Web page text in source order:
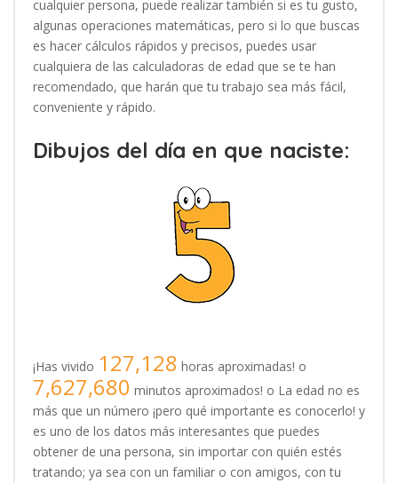
cualquier persona, puede realizar también si es tu gusto,
algunas operaciones matemáticas, pero si lo que buscas
es hacer cálculos rápidos y precisos, puedes usar
cualquiera de las calculadoras de edad que se te han
recomendado, que harán que tu trabajo sea más fácil,
conveniente y rápido.
Dibujos del día en que naciste:
¡Has vivido 127,128 horas aproximadas! o
7,627,680 minutos aproximados! o La edad no es
más que un número ¡pero qué importante es conocerlo! y
es uno de los datos más interesantes que puedes
obtener de una persona, sin importar con quién estés
tratando; ya sea con un familiar o con amigos, con tu